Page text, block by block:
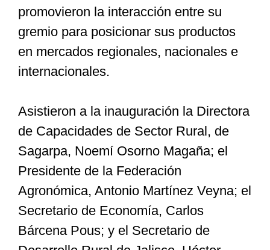
promovieron la interacción entre su
gremio para posicionar sus productos
en mercados regionales, nacionales e
internacionales.
Asistieron a la inauguración la Directora
de Capacidades de Sector Rural, de
Sagarpa, Noemí Osorno Magaña; el
Presidente de la Federación
Agronómica, Antonio Martínez Veyna; el
Secretario de Economía, Carlos
Bárcena Pous; y el Secretario de